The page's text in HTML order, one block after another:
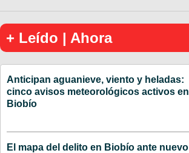
+ Leído | Ahora
Anticipan aguanieve, viento y heladas:
cinco avisos meteorológicos activos en
Biobío
El mapa del delito en Biobío ante nuevo